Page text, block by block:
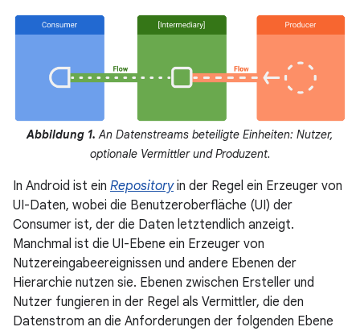
Abbildung 1. An Datenstreams beteiligte Einheiten: Nutzer,
optionale Vermittler und Produzent.
In Android ist ein Repositoryin der Regel ein Erzeuger von
UI-Daten, wobei die Benutzeroberfläche (UI) der
Consumer ist, der die Daten letztendlich anzeigt.
Manchmal ist die UI-Ebene ein Erzeuger von
Nutzereingabeereignissen und andere Ebenen der
Hierarchie nutzen sie. Ebenen zwischen Ersteller und
Nutzer fungieren in der Regel als Vermittler, die den
Datenstrom an die Anforderungen der folgenden Ebene